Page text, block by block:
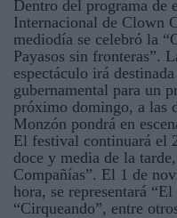
Dentro del programa de
Internacional de Clown
mediodía se celebró la
Payasos sin fronteras”.
espectáculo irá
gubernamental para un
próximo domingo, a las
Monzón pondrá en
El festival continuará el
doce y media de la
Compañías”. El 1 de
hora, se representará
“Cirqueando”, entre